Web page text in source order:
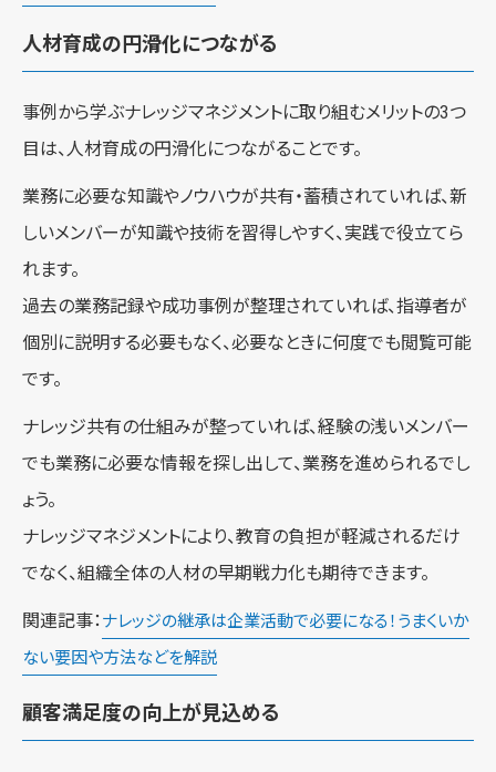
人材育成の円滑化につながる
事例から学ぶナレッジマネジメントに取り組むメリットの3つ
目は、人材育成の円滑化につながることです。
業務に必要な知識やノウハウが共有・蓄積されていれば、新
しいメンバーが知識や技術を習得しやすく、実践で役立てら
れます。
過去の業務記録や成功事例が整理されていれば、指導者が
個別に説明する必要もなく、必要なときに何度でも閲覧可能
です。
ナレッジ共有の仕組みが整っていれば、経験の浅いメンバー
でも業務に必要な情報を探し出して、業務を進められるでし
ょう。
ナレッジマネジメントにより、教育の負担が軽減されるだけ
でなく、組織全体の人材の早期戦力化も期待できます。
関連記事： ナレッジの継承は企業活動で必要になる！うまくいか
ない要因や方法などを解説
顧客満足度の向上が見込める